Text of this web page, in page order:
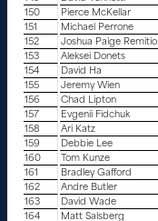
150
Pierce McKellar
151
Michael Perrone
152
Joshua Paige Remitio
153
Aleksei Donets
154
David Ha
155
Jeremy Wien
156
Chad Lipton
157
Evgenii Fidchuk
158
Ari Katz
159
Debbie Lee
160
Tom Kunze
161
Bradley Gafford
162
Andre Butler
163
David Wade
164
Matt Salsberg